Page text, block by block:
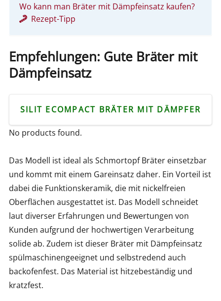
Wo kann man Bräter mit Dämpfeinsatz kaufen?
Rezept-Tipp
Empfehlungen: Gute Bräter mit
Dämpfeinsatz
SILIT ECOMPACT BRÄTER MIT DÄMPFER
No products found.
Das Modell ist ideal als Schmortopf Bräter einsetzbar
und kommt mit einem Gareinsatz daher. Ein Vorteil ist
dabei die Funktionskeramik, die mit nickelfreien
Oberflächen ausgestattet ist. Das Modell schneidet
laut diverser Erfahrungen und Bewertungen von
Kunden aufgrund der hochwertigen Verarbeitung
solide ab. Zudem ist dieser Bräter mit Dämpfeinsatz
spülmaschinengeeignet und selbstredend auch
backofenfest. Das Material ist hitzebeständig und
kratzfest.